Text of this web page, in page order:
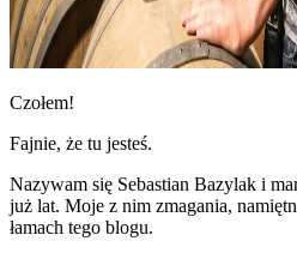
Czołem!
Fajnie, że tu jesteś.
Nazywam się Sebastian Bazylak i
już lat. Moje z nim zmagania,
łamach tego blogu.